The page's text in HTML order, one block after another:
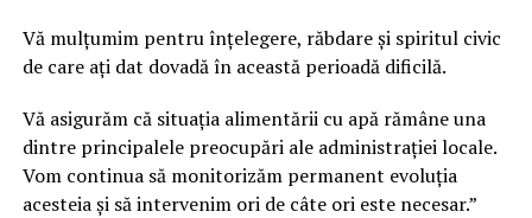
Vă mulțumim pentru înțelegere, răbdare și spiritul civic
de care ați dat dovadă în această perioadă dificilă.
Vă asigurăm că situația alimentării cu apă rămâne una
dintre principalele preocupări ale administrației locale.
Vom continua să monitorizăm permanent evoluția
acesteia și să intervenim ori de câte ori este necesar.”